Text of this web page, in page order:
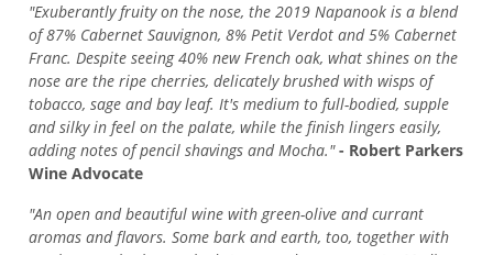
"Exuberantly fruity on the nose, the 2019 Napanook is a blend
of 87% Cabernet Sauvignon, 8% Petit Verdot and 5% Cabernet
Franc. Despite seeing 40% new French oak, what shines on the
nose are the ripe cherries, delicately brushed with wisps of
tobacco, sage and bay leaf. It's medium to full-bodied, supple
and silky in feel on the palate, while the finish lingers easily,
adding notes of pencil shavings and Mocha." - Robert Parkers
Wine Advocate
"An open and beautiful wine with green-olive and currant
aromas and flavors. Some bark and earth, too, together with